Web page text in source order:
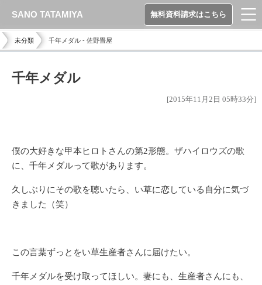
未分類 千年メダル - 佐野畳屋
千年メダル
[2015年11月2日 05時33分]
僕の大好きな甲本ヒロトさんの第2形態。ザハイロウズの歌
に、千年メダルって歌があります。
久しぶりにその歌を聴いたら、い草に恋している自分に気づ
きました（笑）
この言葉ずっとをい草生産者さんに届けたい。
千年メダルを受け取ってほしい。妻にも、生産者さんにも、
SANO TATAMIYA 無料資料請求はこちら